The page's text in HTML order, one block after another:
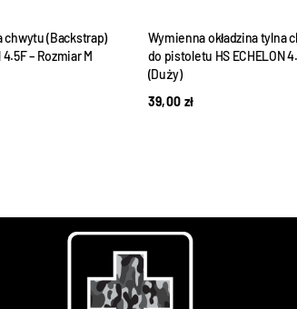
chwytu (Backstrap)
– Rozmiar M
Wymienna okładzina tylna
do pistoletu HS ECHELON
(Duży)
39,00 zł